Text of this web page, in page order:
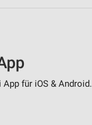
für iOS & Android.